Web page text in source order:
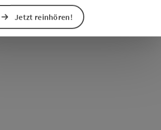
Jetzt reinhören!